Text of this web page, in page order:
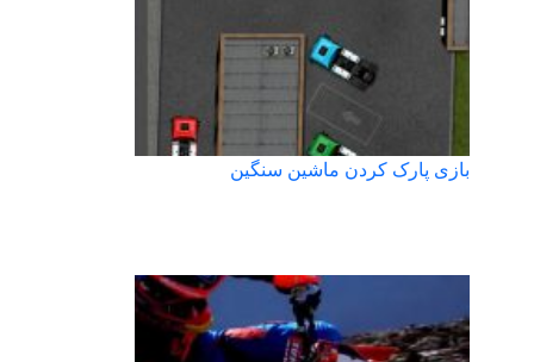
بازی پارک کردن ماشین سنگین